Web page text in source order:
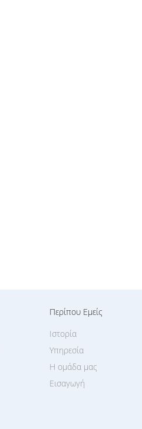
Περίπου Εμείς
Εισαγωγή
Ιστορία
Υπηρεσία
Η ομάδα μας